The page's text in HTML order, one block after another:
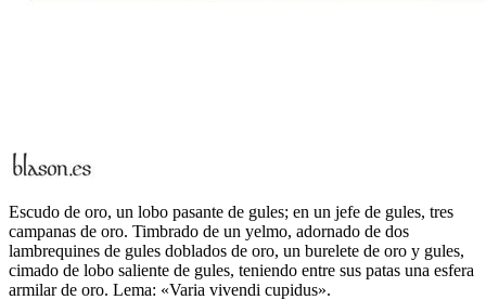
Escudo de oro, un lobo pasante de gules; en un jefe de gules, tres
campanas de oro. Timbrado de un yelmo, adornado de dos
lambrequines de gules doblados de oro, un burelete de oro y gules,
cimado de lobo saliente de gules, teniendo entre sus patas una esfera
armilar de oro. Lema: «Varia vivendi cupidus».